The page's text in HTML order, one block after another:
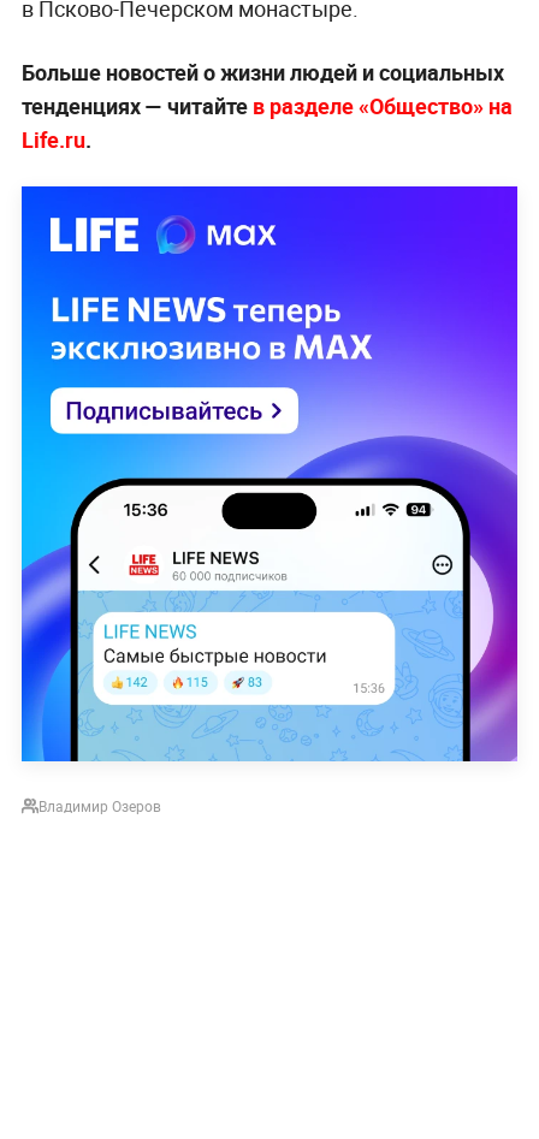
в Псково-Печерском монастыре.
Больше новостей о жизни людей и социальных
тенденциях — читайте в разделе «Общество» на
Life.ru.
Владимир Озеров